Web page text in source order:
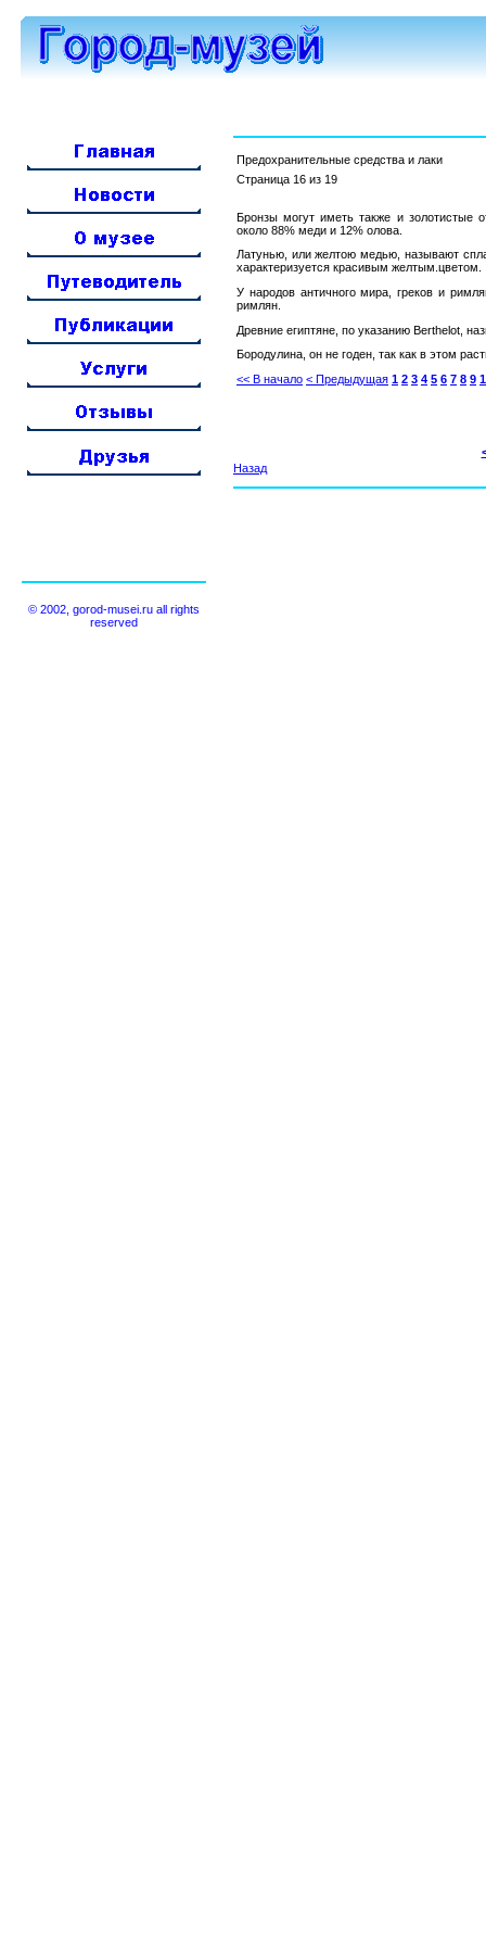
© 2002, gorod-musei.ru all rights
reserved
Предохранительные средства и лаки
Страница 16 из 19
Бронзы могут иметь также и золотистые
около 88% меди и 12%
Латунью, или желтою медью, называют
характеризуется красивым желтым.цветом.
У народов античного мира, греков и
римлян.
Древние египтяне, по указанию
Бородулина, он не годен, так как в этом
<< В начало < Предыдущая 1 2 3 4 5 6 7 8 9
Назад